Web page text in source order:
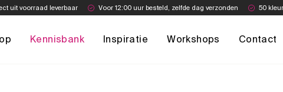
uit voorraad leverbaar Voor 12:00 uur besteld, zelfde dag verzonden 50
Kennisbank Inspiratie Workshops Contact